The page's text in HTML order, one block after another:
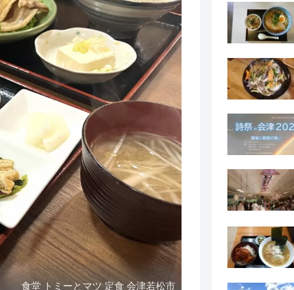
食堂 トミーとマツ 定食 会津若松市